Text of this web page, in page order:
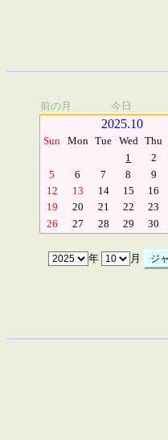
前の月 今日
2025.10
Sun Mon Tue Wed Thu
1
2
5
6 7 8 9
12
13 14 15 16
19
20 21 22 23
26
27 28 29 30
年 月